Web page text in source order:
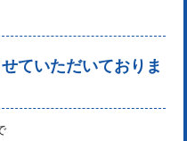
ていただいておりま